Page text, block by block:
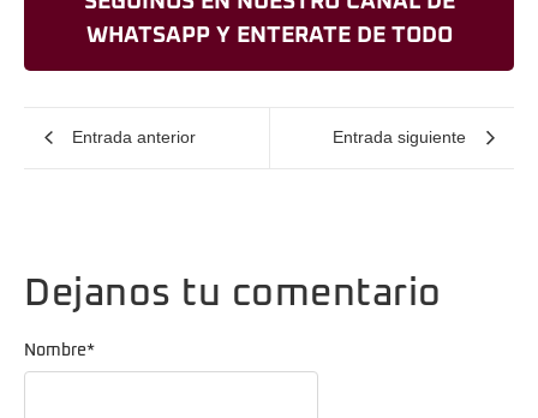
WHATSAPP Y ENTERATE DE TODO
Entrada anterior Entrada siguiente
Dejanos tu comentario
Nombre*